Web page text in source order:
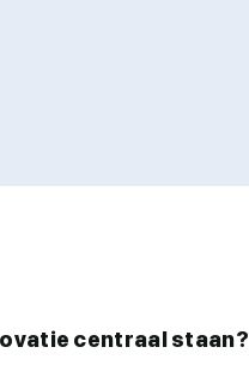
centraal staan?